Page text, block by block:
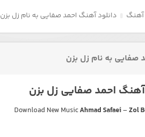
آهنگ دانلود آهنگ احمد صفایی به نام زل بزن
صفایی به نام زل بزن
آهنگ احمد صفایی زل بزن
Download New MusicAhmad Safaei–Zol